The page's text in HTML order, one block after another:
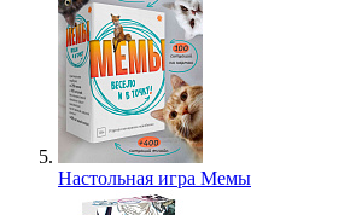
Настольная игра Мемы